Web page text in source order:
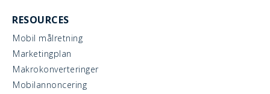
RESOURCES
Mobil målretning
Marketingplan
Makrokonverteringer
Mobilannoncering